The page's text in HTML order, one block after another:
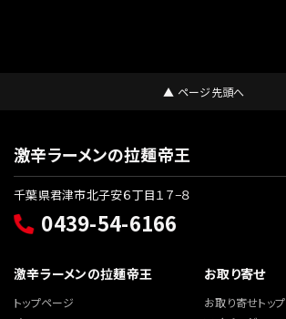
▲ ページ先頭へ
激辛ラーメンの拉麺帝王
千葉県君津市北子安６丁目１７−８
0439-54-6166
激辛ラーメンの拉麺帝王
トップページ
お取り寄せ
お取り寄せトップ